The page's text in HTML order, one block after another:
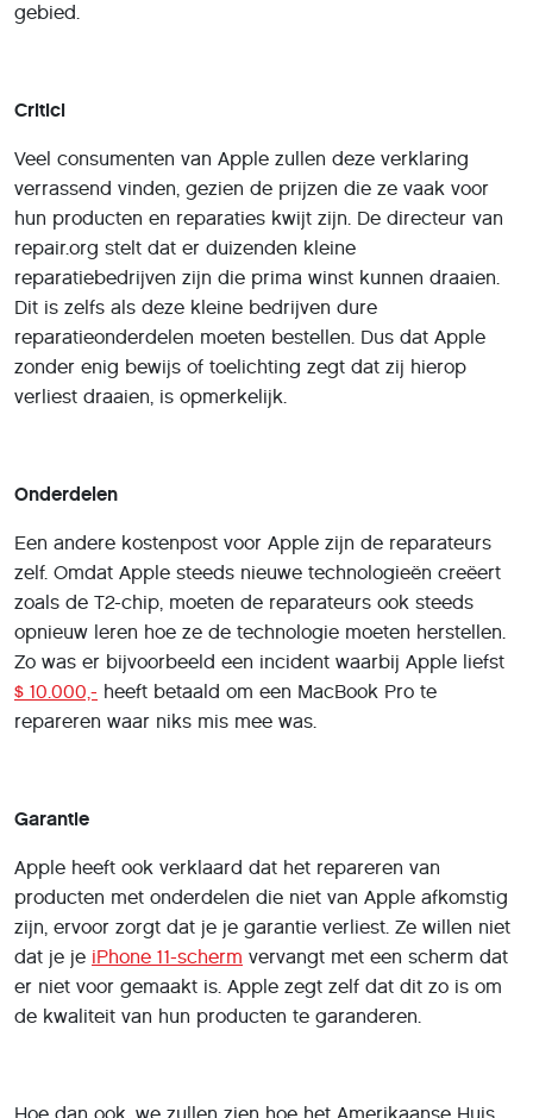
gebied.
Critici
Veel consumenten van Apple zullen deze verklaring
verrassend vinden, gezien de prijzen die ze vaak voor
hun producten en reparaties kwijt zijn. De directeur van
repair.org stelt dat er duizenden kleine
reparatiebedrijven zijn die prima winst kunnen draaien.
Dit is zelfs als deze kleine bedrijven dure
reparatieonderdelen moeten bestellen. Dus dat Apple
zonder enig bewijs of toelichting zegt dat zij hierop
verliest draaien, is opmerkelijk.
Onderdelen
Een andere kostenpost voor Apple zijn de reparateurs
zelf. Omdat Apple steeds nieuwe technologieën creëert
zoals de T2-chip, moeten de reparateurs ook steeds
opnieuw leren hoe ze de technologie moeten herstellen.
Zo was er bijvoorbeeld een incident waarbij Apple liefst
$ 10.000,- heeft betaald om een MacBook Pro te
repareren waar niks mis mee was.
Garantie
Apple heeft ook verklaard dat het repareren van
producten met onderdelen die niet van Apple afkomstig
zijn, ervoor zorgt dat je je garantie verliest. Ze willen niet
dat je je iPhone 11-scherm vervangt met een scherm dat
er niet voor gemaakt is. Apple zegt zelf dat dit zo is om
de kwaliteit van hun producten te garanderen.